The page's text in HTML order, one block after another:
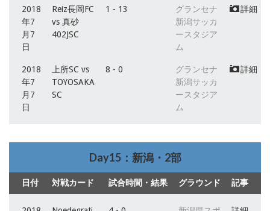
2018
年7
月7
日
Reiz長岡FC
vs 真砂
402JSC
1 - 13
グランセナ
新潟サッカ
ースタジア
ム
詳細
2018
年7
月7
日
上所SC vs
TOYOSAKA
SC
8 - 0
グランセナ
新潟サッカ
ースタジア
ム
詳細
Day15：新潟・2部
日付 対戦カード 試合時間・結果 グラウンド 記事